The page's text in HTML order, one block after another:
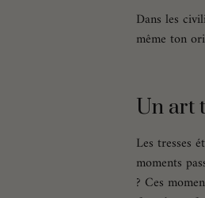
Dans les
même ton
Un art
Les tresses
moments
? Ces